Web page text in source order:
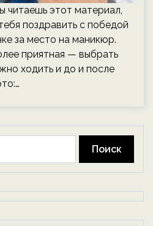
читаешь этот материал,
поздравить с победой
за место на маникюр.
приятная — выбрать
ходить и до и после